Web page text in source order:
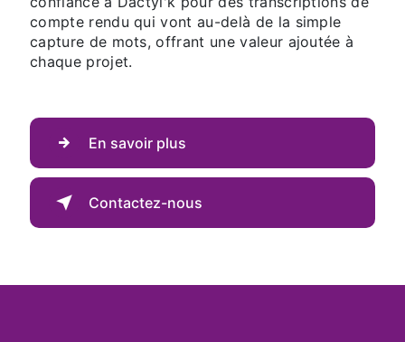
compte rendu qui vont au-delà de la simple
capture de mots, offrant une valeur ajoutée à
chaque projet.
En savoir plus
Contactez-nous